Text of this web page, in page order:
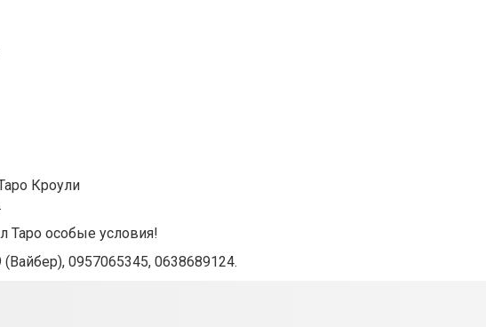
Кроули
Таро особые условия!
0957065345, 0638689124.